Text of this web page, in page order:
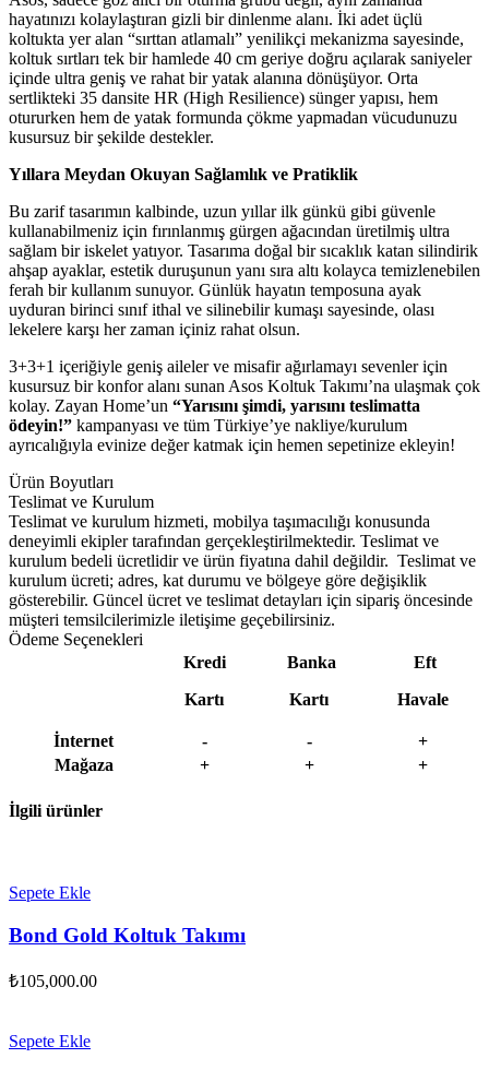
hayatınızı kolaylaştıran gizli bir dinlenme alanı. İki adet üçlü
koltukta yer alan “sırttan atlamalı” yenilikçi mekanizma sayesinde,
koltuk sırtları tek bir hamlede 40 cm geriye doğru açılarak saniyeler
içinde ultra geniş ve rahat bir yatak alanına dönüşüyor. Orta
sertlikteki 35 dansite HR (High Resilience) sünger yapısı, hem
otururken hem de yatak formunda çökme yapmadan vücudunuzu
kusursuz bir şekilde destekler.
Yıllara Meydan Okuyan Sağlamlık ve Pratiklik
Bu zarif tasarımın kalbinde, uzun yıllar ilk günkü gibi güvenle
kullanabilmeniz için fırınlanmış gürgen ağacından üretilmiş ultra
sağlam bir iskelet yatıyor. Tasarıma doğal bir sıcaklık katan silindirik
ahşap ayaklar, estetik duruşunun yanı sıra altı kolayca temizlenebilen
ferah bir kullanım sunuyor. Günlük hayatın temposuna ayak
uyduran birinci sınıf ithal ve silinebilir kumaşı sayesinde, olası
lekelere karşı her zaman içiniz rahat olsun.
3+3+1 içeriğiyle geniş aileler ve misafir ağırlamayı sevenler için
kusursuz bir konfor alanı sunan Asos Koltuk Takımı’na ulaşmak çok
kolay. Zayan Home’un “Yarısını şimdi, yarısını teslimatta
ödeyin!” kampanyası ve tüm Türkiye’ye nakliye/kurulum
ayrıcalığıyla evinize değer katmak için hemen sepetinize ekleyin!
Ürün Boyutları
Teslimat ve Kurulum
Teslimat ve kurulum hizmeti, mobilya taşımacılığı konusunda
deneyimli ekipler tarafından gerçekleştirilmektedir. Teslimat ve
kurulum bedeli ücretlidir ve ürün fiyatına dahil değildir. ‎ Teslimat ve
kurulum ücreti; adres, kat durumu ve bölgeye göre değişiklik
gösterebilir. Güncel ücret ve teslimat detayları için sipariş öncesinde
müşteri temsilcilerimizle iletişime geçebilirsiniz.
Ödeme Seçenekleri
Kredi
Kartı
Banka
Kartı
Eft
Havale
İnternet - -
+
Mağaza
+ + +
İlgili ürünler
Sepete Ekle
Bond Gold Koltuk Takımı
₺105,000.00
Sepete Ekle